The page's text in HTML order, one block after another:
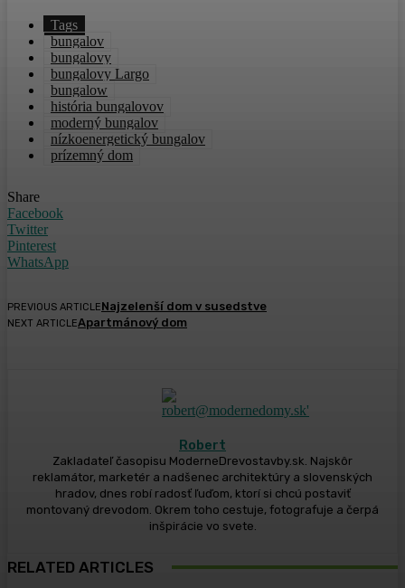
Tags
bungalov
bungalovy
bungalovy Largo
bungalow
história bungalovov
moderný bungalov
nízkoenergetický bungalov
prízemný dom
Share
Facebook
Twitter
Pinterest
WhatsApp
PREVIOUS ARTICLENajzelenší dom v susedstve
NEXT ARTICLEApartmánový dom
Robert
Zakladateľ časopisu ModerneDrevostavby.sk. Najskôr
reklamátor, marketér a nadšenec architektúry a slovenských
hradov, dnes robí radosť ľuďom, ktorí si chcú postaviť
montovaný drevodom. Okrem toho cestuje, fotografuje a čerpá
inšpirácie vo svete.
RELATED ARTICLES